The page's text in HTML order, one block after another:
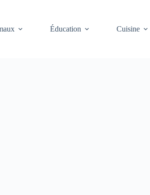
Éducation Cuisine